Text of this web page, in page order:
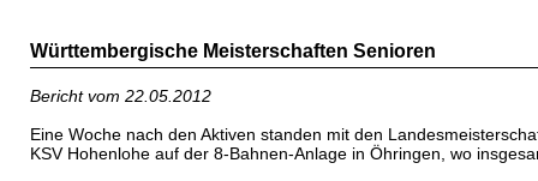
Württembergische Meisterschaften Senioren
Bericht vom 22.05.2012
Eine Woche nach den Aktiven standen mit den
KSV Hohenlohe auf der 8-Bahnen-Anlage in Öhringen, wo